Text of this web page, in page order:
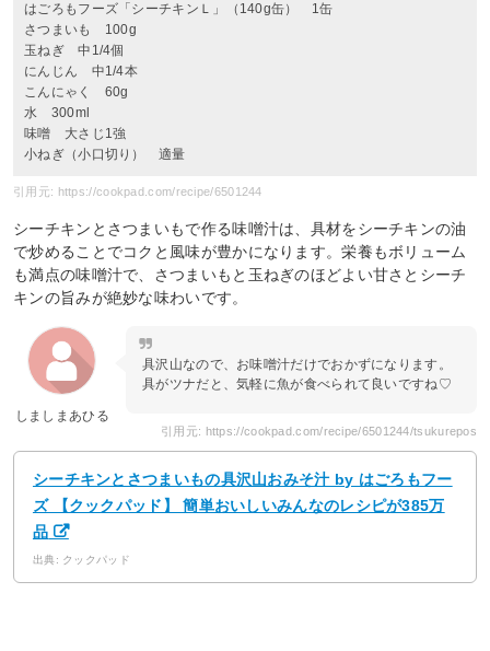
はごろもフーズ「シーチキンＬ」（140g缶） 1缶
さつまいも 100g
玉ねぎ 中1/4個
にんじん 中1/4本
こんにゃく 60g
水 300ml
味噌 大さじ1強
小ねぎ（小口切り） 適量
引用元: https://cookpad.com/recipe/6501244
シーチキンとさつまいもで作る味噌汁は、具材をシーチキンの油
で炒めることでコクと風味が豊かになります。栄養もボリューム
も満点の味噌汁で、さつまいもと玉ねぎのほどよい甘さとシーチ
キンの旨みが絶妙な味わいです。
しましまあひる
具沢山なので、お味噌汁だけでおかずになります。
具がツナだと、気軽に魚が食べられて良いですね♡
引用元: https://cookpad.com/recipe/6501244/tsukurepos
シーチキンとさつまいもの具沢山おみそ汁 by はごろもフー
ズ 【クックパッド】 簡単おいしいみんなのレシピが385万
品
出典: クックパッド